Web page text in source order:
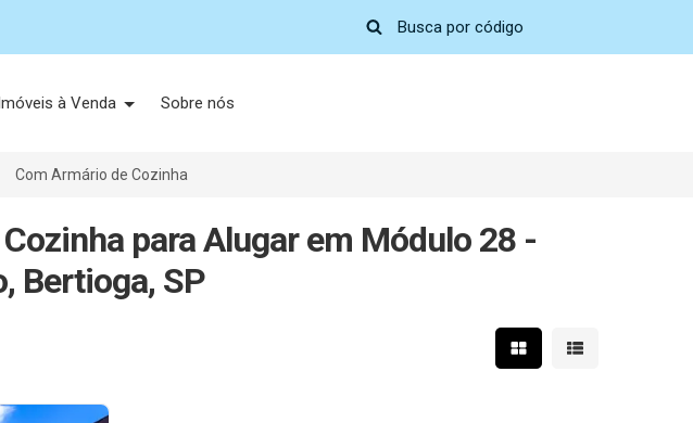
à Venda Sobre nós
Com Armário de Cozinha
para Alugar em Módulo 28 -
Bertioga, SP
Mostrar resultados em
Mostrar